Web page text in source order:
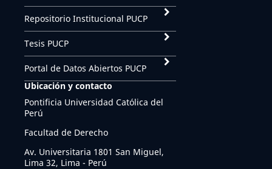
Repositorio Institucional PUCP
Tesis PUCP
Portal de Datos Abiertos PUCP
Ubicación y contacto
Pontificia Universidad Católica del
Perú
Facultad de Derecho
Av. Universitaria 1801 San Miguel,
Lima 32, Lima - Perú